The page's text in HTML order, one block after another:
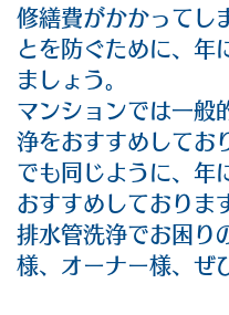
修繕費がかかってし
とを防ぐために、年
ましょう。
マンションでは一般
浄をおすすめしてお
でも同じように、年
おすすめしておりま
排水管洗浄でお困り
様、オーナー様、ぜ